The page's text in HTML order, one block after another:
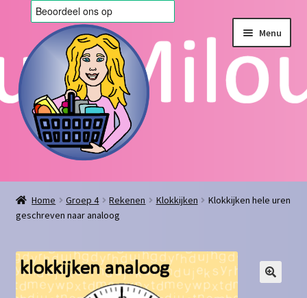
door
naar
navigatie
de
inhoud
Menu
Home
Afrekenen
Algemene voorwaarden
Blog
Home Groep 4 Rekenen Klokkijken
Klokkijken hele uren
geschreven naar analoog